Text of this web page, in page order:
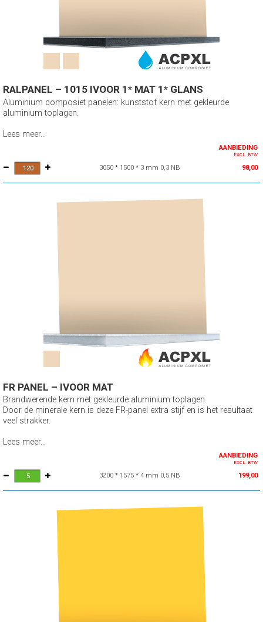
RALPANEL – 1015 IVOOR 1* MAT 1* GLANS
Aluminium composiet panelen: kunststof kern met gekleurde
aluminium toplagen.
Lees meer...
AANBIEDING
EXCL. BTW
3050 * 1500 * 3 mm 0,3 NB 98,00
FR PANEL – IVOOR MAT
Brandwerende kern met gekleurde aluminium toplagen.
Door de minerale kern is deze FR-panel extra stijf en is het resultaat
veel strakker.
Lees meer...
AANBIEDING
EXCL. BTW
3200 * 1575 * 4 mm 0,5 NB 199,00